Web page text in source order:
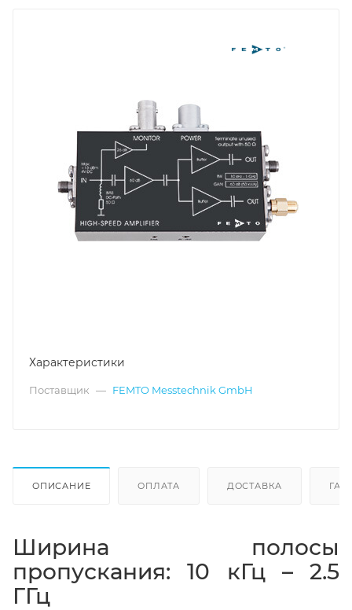
Характеристики
Поставщик — FEMTO Messtechnik GmbH
ОПИСАНИЕ ОПЛАТА ДОСТАВКА
Ширина полосы
пропускания: 10 кГц – 2.5
ГГц